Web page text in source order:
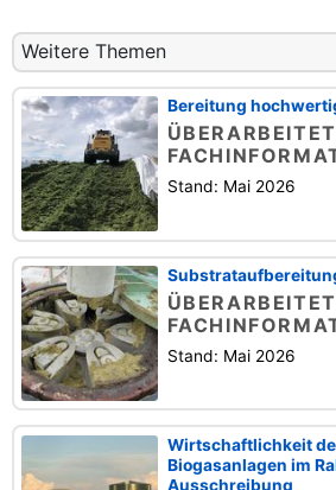
Weitere Themen
Bereitung
Stand: Mai 2026
Stand: Mai 2026
Wirtschaftlichkeit
Biogasanlagen im
Ausschreibung